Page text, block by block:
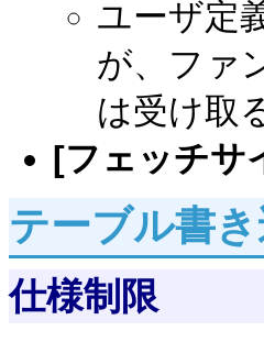
ユーザ定
が、ファ
は受け取
[フェッチサ
テーブル書
仕様制限